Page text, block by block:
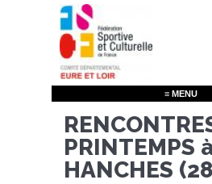
Aller
au
contenu
principal
≡ MENU
PRINTEMPS
HANCHES